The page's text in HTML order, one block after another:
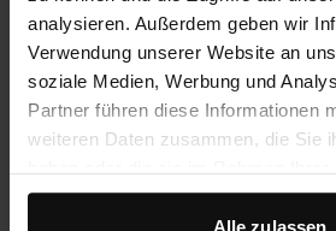
analysieren. Außerdem geben wir
Verwendung unserer Website an
soziale Medien, Werbung und
Partner führen diese Informationen
weiteren Daten zusammen, die Sie
gesammelt haben.
Alle zulassen
Care-Spray von Collonil.
Produktdetails
Lieferung &